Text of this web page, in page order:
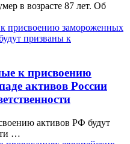
в возрасте 87 лет. Об
к присвоению
активов России
активов РФ будут
…